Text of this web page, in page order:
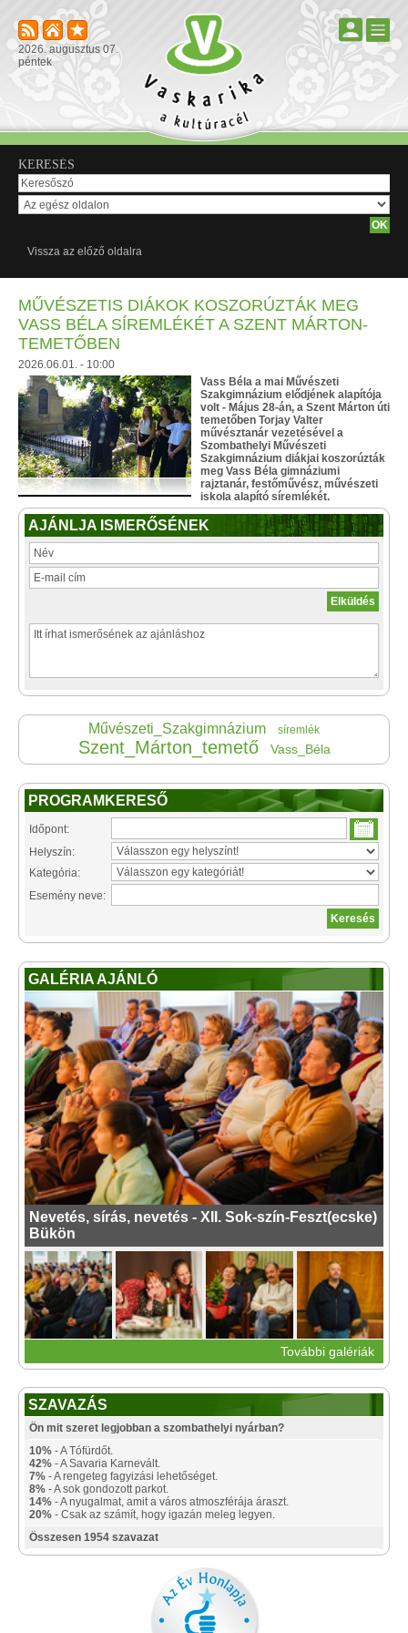
2026. augusztus 07.
péntek
KERESÉS
Vissza az előző oldalra
MŰVÉSZETIS DIÁKOK KOSZORÚZTÁK MEG
VASS BÉLA SÍREMLÉKÉT A SZENT MÁRTON-
TEMETŐBEN
2026.06.01. - 10:00
Vass Béla a mai Művészeti
Szakgimnázium elődjének alapítója
volt - Május 28-án, a Szent Márton úti
temetőben Torjay Valter
művésztanár vezetésével a
Szombathelyi Művészeti
Szakgimnázium diákjai koszorúzták
meg Vass Béla gimnáziumi
rajztanár, festőművész, művészeti
iskola alapító síremlékét.
AJÁNLJA ISMERŐSÉNEK
Művészeti_Szakgimnázium síremlék
Szent_Márton_temető Vass_Béla
PROGRAMKERESŐ
Időpont:
Helyszín:
Kategória:
Esemény neve:
GALÉRIA AJÁNLÓ
Nevetés, sírás, nevetés - XII. Sok-szín-Feszt(ecske)
Bükön
További galériák
SZAVAZÁS
Ön mit szeret legjobban a szombathelyi nyárban?
10% - A Tófürdőt.
42% - A Savaria Karnevált.
7% - A rengeteg fagyizási lehetőséget.
8% - A sok gondozott parkot.
14% - A nyugalmat, amit a város atmoszférája áraszt.
20% - Csak az számít, hogy igazán meleg legyen.
Összesen 1954 szavazat